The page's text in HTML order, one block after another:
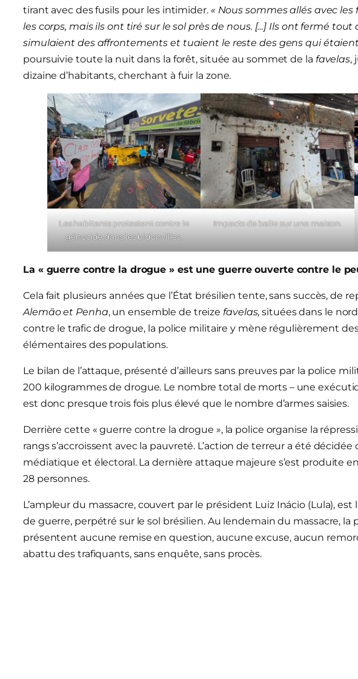
tirant avec des fusils pour les intimider. « Nous sommes allés avec
les corps, mais ils ont tiré sur le sol près de nous. […] Ils ont fermé tout
simulaient des affrontements et tuaient le reste des gens qui étaient
poursuivie toute la nuit dans la forêt, située au sommet de la favelas,
dizaine d’habitants, cherchant à fuir la zone.
Les habitants protestent contre le
génocide dans les bidonvilles.
Impacts de balle sur une maison.
La « guerre contre la drogue » est une guerre ouverte contre le
Cela fait plusieurs années que l’État brésilien tente, sans succès, de
Alemão et Penha, un ensemble de treize favelas, situées dans le
contre le trafic de drogue, la police militaire y mène régulièrement
élémentaires des populations.
Le bilan de l’attaque, présenté d’ailleurs sans preuves par la police
200 kilogrammes de drogue. Le nombre total de morts – une
est donc presque trois fois plus élevé que le nombre d’armes saisies.
Derrière cette « guerre contre la drogue », la police organise la
rangs s’accroissent avec la pauvreté. L’action de terreur a été
médiatique et électoral. La dernière attaque majeure s’est produite
28 personnes.
L’ampleur du massacre, couvert par le président Luiz Inácio (Lula),
de guerre, perpétré sur le sol brésilien. Au lendemain du massacre, la
présentent aucune remise en question, aucune excuse, aucun
abattu des trafiquants, sans enquête, sans procès.